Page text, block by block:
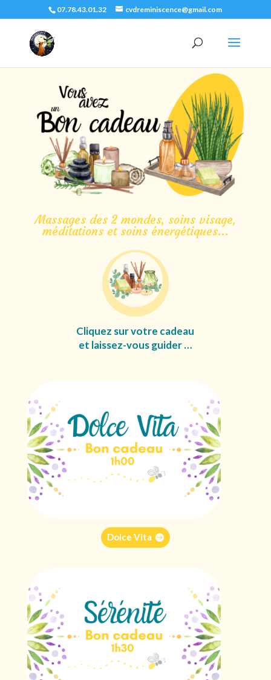
07.78.43.01.32 cvdreminiscence@gmail.com
Massages des 2 mondes, soins visage,
méditations et soins énergétiques...
Cliquez survotre cadeau
et laissez-vous guider …
Dolce Vita